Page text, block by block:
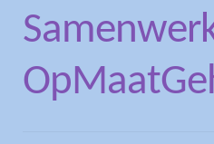
Info